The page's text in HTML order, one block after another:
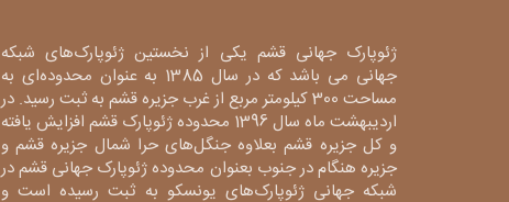
ژئوپارک جهانی قشم یکی از نخستین ژئوپارک‌های شبکه
جهانی می باشد که در سال 1385 به عنوان محدوده‌ای به
مساحت 300 کیلومتر مربع از غرب جزیره قشم به ثبت رسید. در
اردیبهشت ماه سال 1396 محدوده ژئوپارک قشم افزایش یافته
و کل جزیره قشم بعلاوه جنگل‌های حرا شمال جزیره قشم و
جزیره هنگام در جنوب بعنوان محدوده ژئوپارک جهانی قشم در
شبکه جهانی ژئوپارک‌های یونسکو به ثبت رسیده است و